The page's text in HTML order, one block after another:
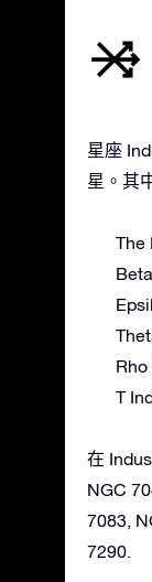
星座
星。其
The
Rho
T
在
NGC
7083,
7290.